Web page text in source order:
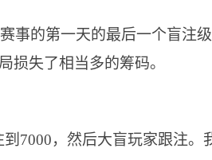
事的第一天的最后一个盲注
损失了相当多的筹码。
到7000，然后大盲玩家跟注。